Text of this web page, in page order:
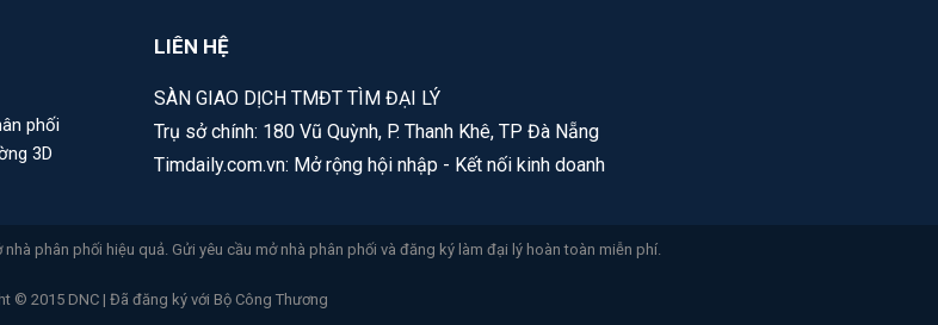
phối
3D
LIÊN HỆ
SÀN GIAO DỊCH TMĐT TÌM ĐẠI LÝ
Trụ sở chính: 180 Vũ Quỳnh, P. Thanh Khê, TP Đà Nẵng
Timdaily.com.vn: Mở rộng hội nhập - Kết nối kinh doanh
phân phối hiệu quả. Gửi yêu cầu mở nhà phân phối và đăng ký làm đại lý hoàn toàn miễn phí.
© 2015 DNC | Đã đăng ký với Bộ Công Thương